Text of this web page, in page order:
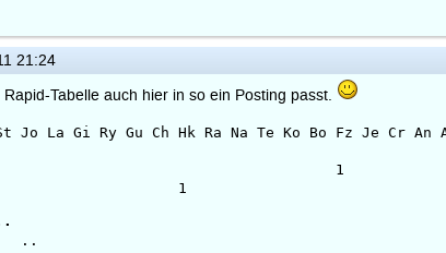
21:24
Tabelle auch hier in so ein Posting passt.
Gu Ch Hk Ra Na Te Ko Bo Fz Je Cr An Ar
3.0 3 3.00
3034 3.0 3
3182 3.0 3
3228 3.0 3
3.0 3 0.50